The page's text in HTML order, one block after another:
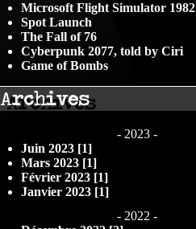
Microsoft Flight Simulator 1982
Spot Launch
The Fall of 76
Cyberpunk 2077, told by Ciri
Game of Bombs
Archives
- 2023 -
Juin 2023 [1]
Mars 2023 [1]
Février 2023 [1]
Janvier 2023 [1]
- 2022 -